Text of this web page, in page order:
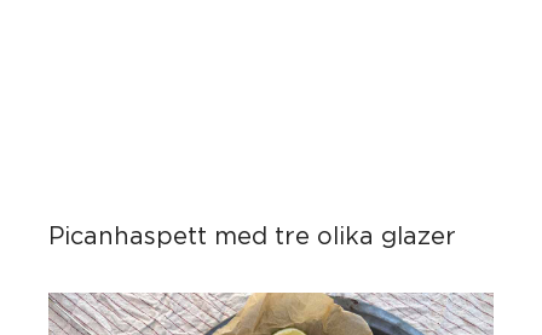
Picanhaspett med tre olika glazer